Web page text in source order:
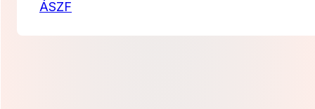
ÁSZF